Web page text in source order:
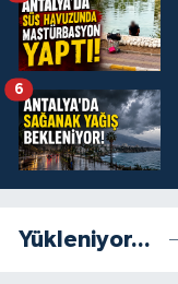
6
Yükleniyor...